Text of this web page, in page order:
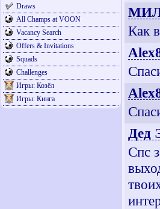
Draws
All Champs at VOON
Vacancy Search
Offers & Invitations
Squads
Challenges
Игры: Козёл
Игры: Кинга
Как
Дед
Спс